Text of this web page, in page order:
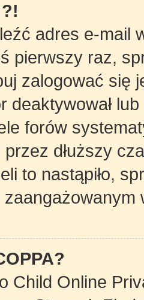
adres e-mail
pierwszy raz,
zalogować się
deaktywował
forów
przez dłuższy
to nastąpiło,
Child Online